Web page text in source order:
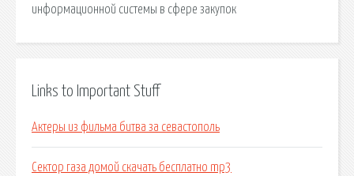
информационной системы в сфере закупок
Links to Important Stuff
Актеры из фильма битва за севастополь
Сектор газа домой скачать бесплатно mp3